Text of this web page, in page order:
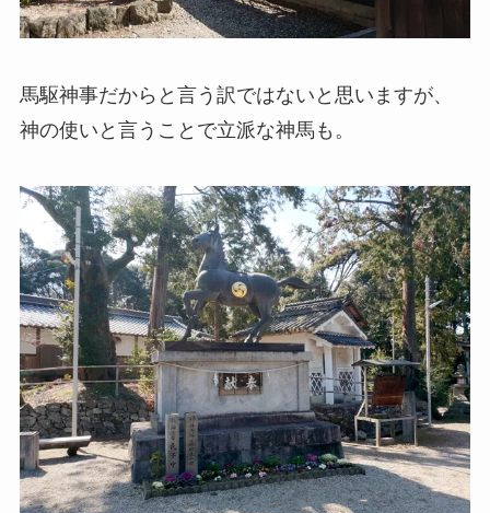
馬駆神事だからと言う訳ではないと思いますが、
神の使いと言うことで立派な神馬も。